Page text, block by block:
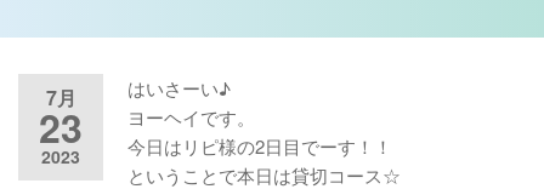
7月
23
2023
はいさーい♪
ヨーヘイです。
今日はリピ様の2日目でーす！！
ということで本日は貸切コース☆